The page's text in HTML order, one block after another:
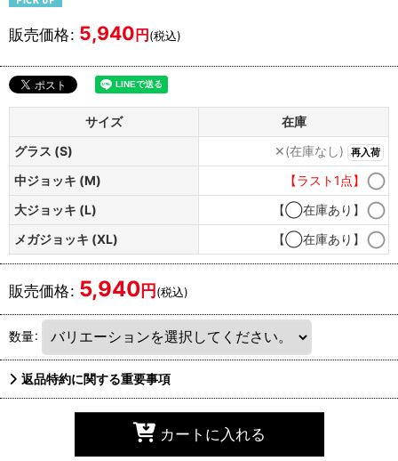
販売価格: 5,940円(税込)
サイズ
在庫
グラス (S)
✕(在庫なし) 再入荷
中ジョッキ (M)
【ラスト1点】
大ジョッキ (L)
【◯在庫あり】
メガジョッキ (XL)
【◯在庫あり】
販売価格: 5,940円(税込)
数量:
返品特約に関する重要事項
カートに入れる